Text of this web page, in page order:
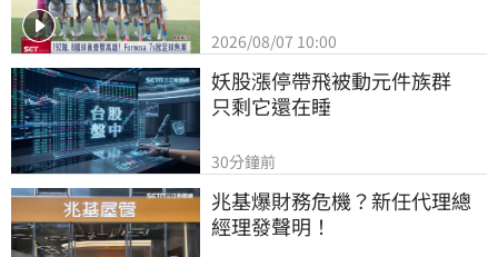
2026/08/07 10:00
妖股漲停帶飛被動元件族群
只剩它還在睡
30分鐘前
兆基爆財務危機？新任代理總
經理發聲明！